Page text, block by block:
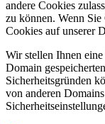
andere Cookies
zu können. Wenn Sie
Cookies auf unserer
Wir stellen Ihnen
Domain
Sicherheitsgründen
von anderen